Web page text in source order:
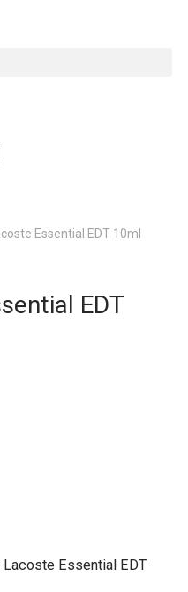
Essential EDT 10ml
EDT
Lacoste Essential EDT